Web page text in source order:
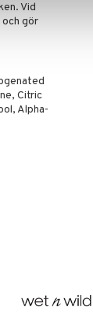
Vid
gör
Citric
Alpha-